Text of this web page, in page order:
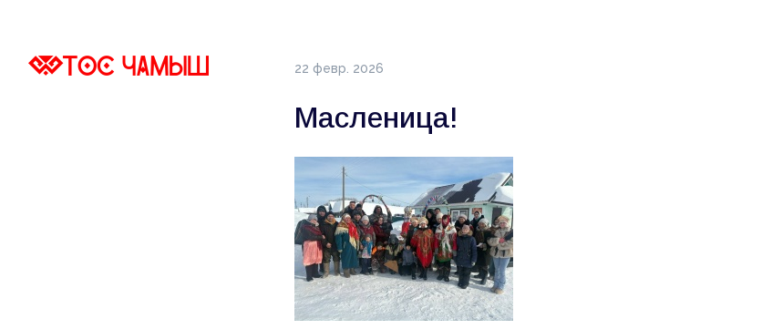
22 февр. 2026
Масленица!